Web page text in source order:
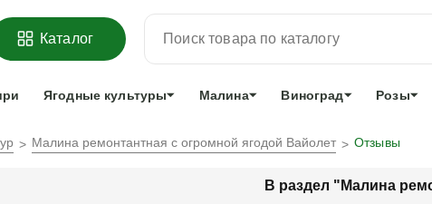
ПРЕДЗАКАЗ =ЗАБРОНИРОВАТЬЛУЧШЕЕ
и оплата Гарантии
Каталог
Ягодные культуры Малина Виноград Розы
Малина ремонтантная с огромной ягодой Вайолет Отзывы
В раздел "Малина